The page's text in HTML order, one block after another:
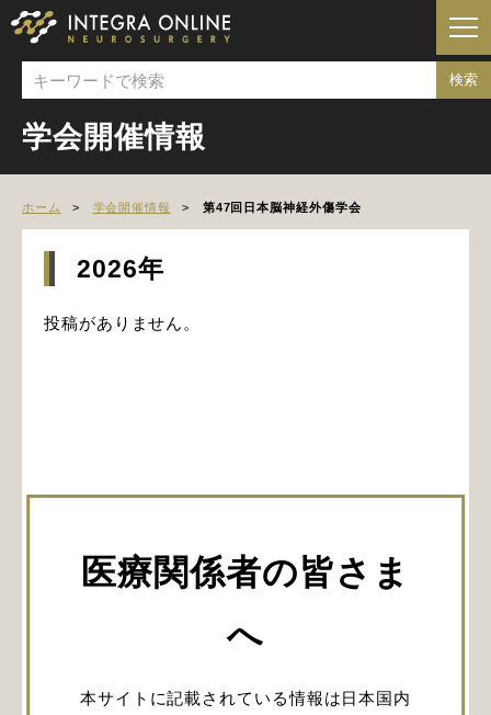
医療関係者の皆さま
へ
本サイトに記載されている情報は日本国内
学会開催情報
ホーム 学会開催情報 第47回日本脳神経外傷学会
2026年
投稿がありません。